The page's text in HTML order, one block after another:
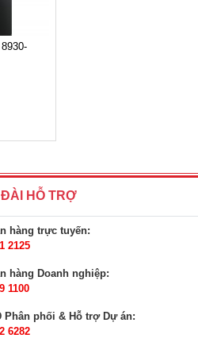
HỖ TRỢ
hàng trực tuyến:
2125
hàng Doanh nghiệp:
1100
Phân phối & Hỗ trợ Dự án:
6282